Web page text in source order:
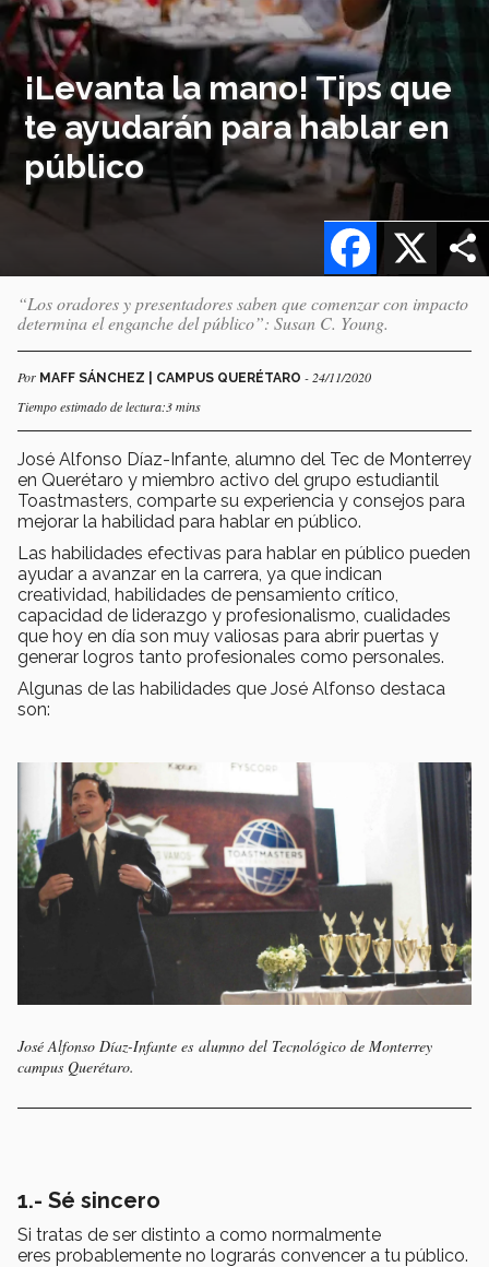
¡Levanta la mano! Tips que
te ayudarán para hablar en
público
X
Facebook
“Los oradores y presentadores saben que comenzar con impacto
determina el enganche del público”: Susan C. Young.
Por MAFF SÁNCHEZ | CAMPUS QUERÉTARO - 24/11/2020
Tiempo estimado de lectura:3 mins
José Alfonso Díaz-Infante, alumno del Tec de Monterrey
en Querétaro y miembro activo del grupo estudiantil
Toastmasters, comparte su experiencia y consejos para
mejorar la habilidad para hablar en público.
Las habilidades efectivas para hablar en público pueden
ayudar a avanzar en la carrera, ya que indican
creatividad, habilidades de pensamiento crítico,
capacidad de liderazgo y profesionalismo, cualidades
que hoy en día son muy valiosas para abrir puertas y
generar logros tanto profesionales como personales.
Algunas de las habilidades que José Alfonso destaca
son:
José Alfonso Díaz-Infante es alumno del Tecnológico de Monterrey
campus Querétaro.
1.- Sé sincero
Si tratas de ser distinto a como normalmente
eres probablemente no lograrás convencer a tu público.